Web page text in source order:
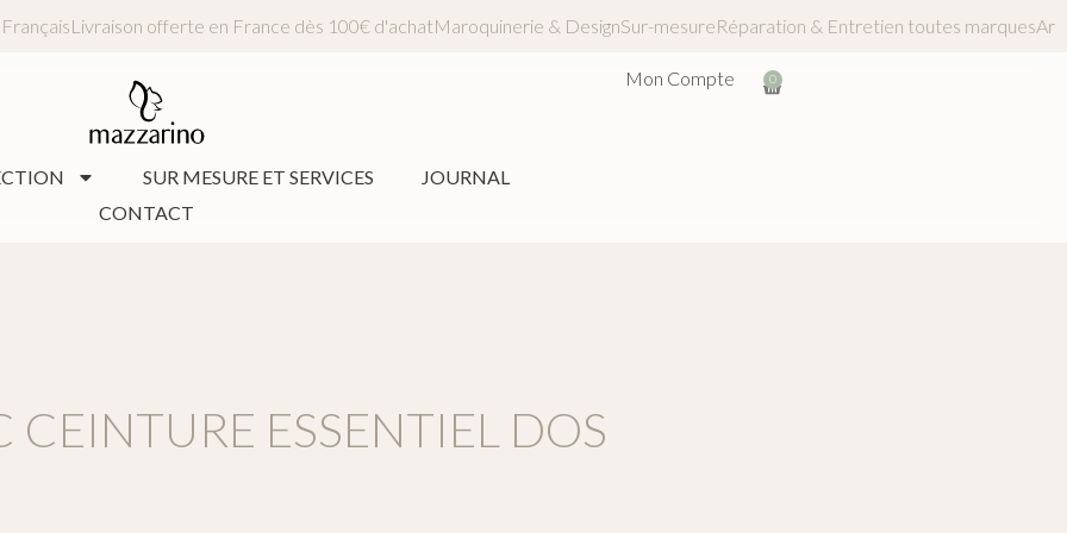
FrançaisLivraison offerte en France dès 100€ d'achatMaroquinerie & DesignSur-mesureRéparation & Entretien toutes
SUR MESURE ET SERVICES
JOURNAL
CONTACT
Mon Compte 0
CEINTURE ESSENTIEL DOS